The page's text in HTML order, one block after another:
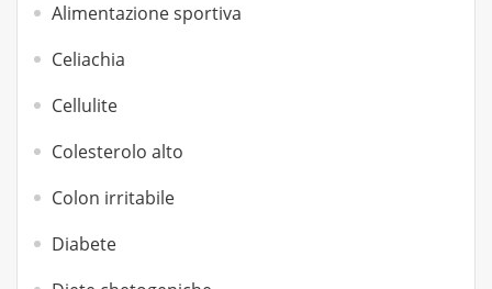
Alimentazione sportiva
Celiachia
Cellulite
Colesterolo alto
Colon irritabile
Diabete